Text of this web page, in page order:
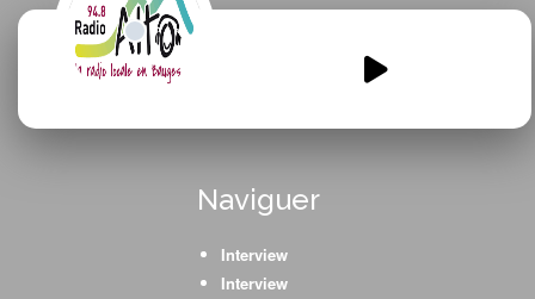
itw-Doussard-OCCE.mp3
Naviguer
Interview
Interview